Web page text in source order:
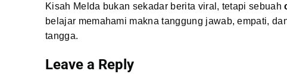
Kisah Melda bukan sekadar berita viral, tetapi sebuah
belajar memahami makna tanggung jawab, empati,
tangga.
Leave a Reply